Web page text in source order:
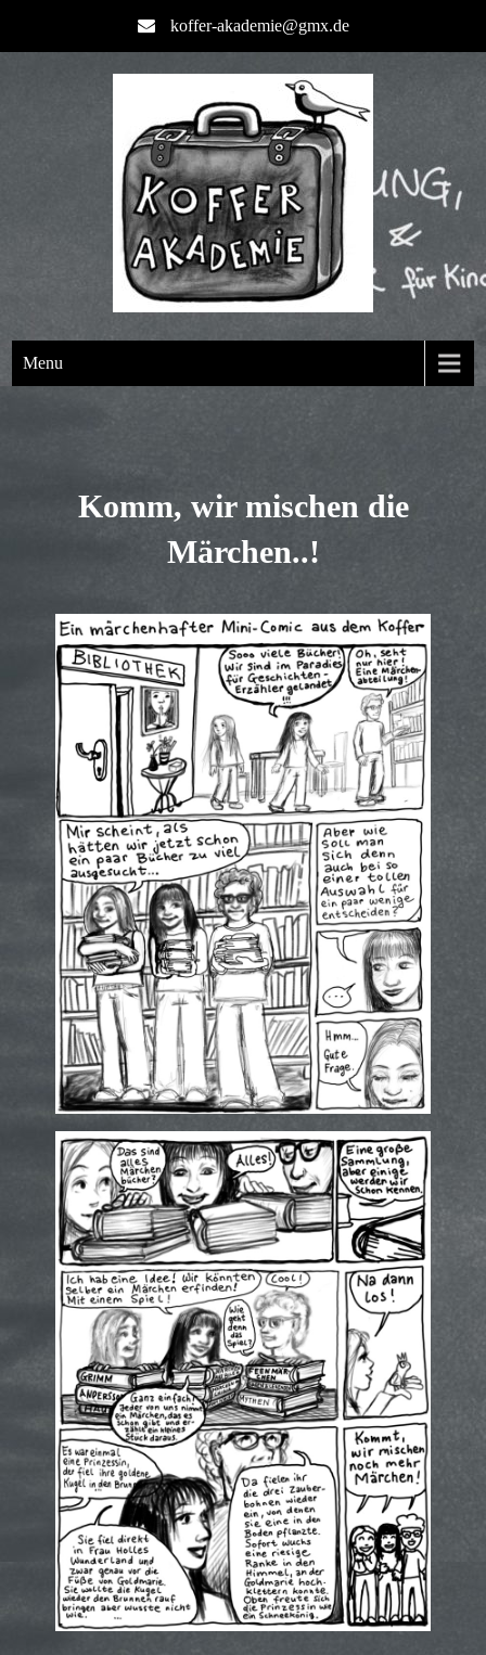
koffer-akademie@gmx.de
Menu
Komm, wir mischen die
Märchen..!